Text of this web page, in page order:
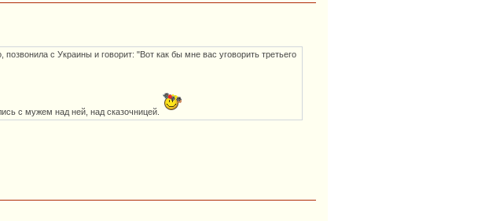
с Украины и говорит: "Вот как бы мне вас уговорить третьего
с мужем над ней, над сказочницей.